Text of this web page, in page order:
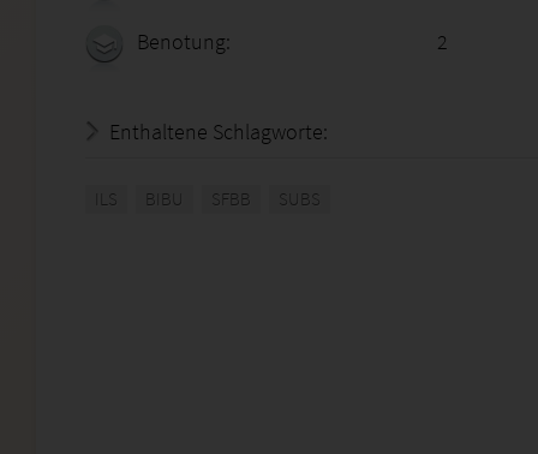
Benotung: 2
Enthaltene Schlagworte:
ILS BIBU SFBB SUBS